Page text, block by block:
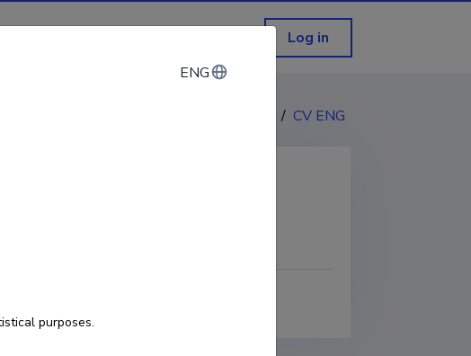
Log in
/ CV ENG
ENG
purposes.